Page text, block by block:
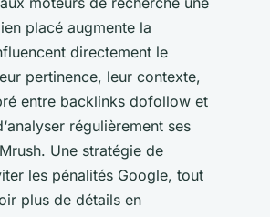
placé augmente la
directement le
pertinence, leur contexte,
entre backlinks dofollow et
régulièrement ses
Une stratégie de
les pénalités Google, tout
plus de détails en